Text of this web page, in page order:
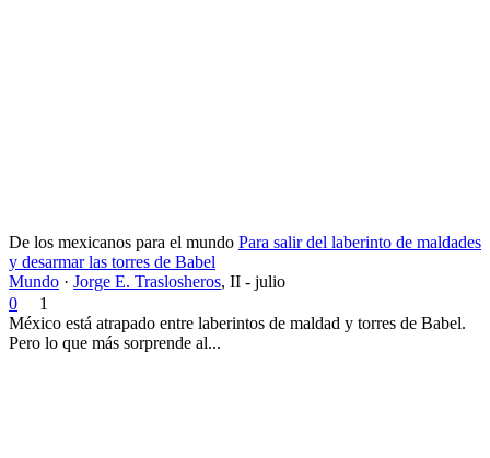
De los mexicanos para el mundo Para salir del laberinto de maldades
y desarmar las torres de Babel
Mundo · Jorge E. Traslosheros, II - julio
0
1
México está atrapado entre laberintos de maldad y torres de Babel.
Pero lo que más sorprende al...